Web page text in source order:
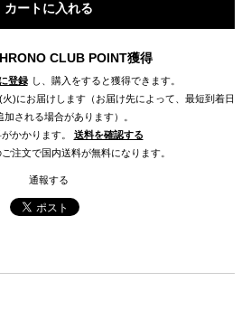
カートに入れる
CLUB POINT獲得
登録 し、購入をすると獲得できます。
)にお届けします（お届け先によって、最短到着日
加される場合があります）。
かかります。
送料を確認する
注文で国内送料が無料になります。
通報する